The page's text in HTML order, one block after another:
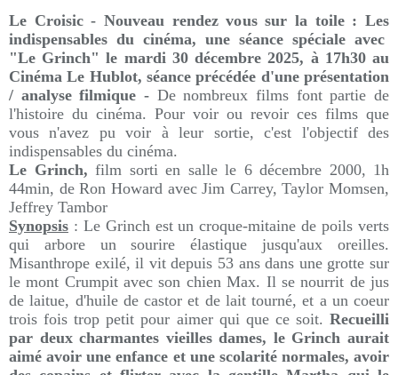
Le Croisic - Nouveau rendez vous sur la toile : Les
indispensables du cinéma, une séance spéciale avec
"Le Grinch" le mardi 30 décembre 2025, à 17h30 au
Cinéma Le Hublot, séance précédée d'une présentation
/ analyse filmique - De nombreux films font partie de
l'histoire du cinéma. Pour voir ou revoir ces films que
vous n'avez pu voir à leur sortie, c'est l'objectif des
indispensables du cinéma.
Le Grinch, film sorti en salle le 6 décembre 2000, 1h
44min, deRon Howard avecJim Carrey, Taylor Momsen,
Jeffrey Tambor
Synopsis : Le Grinch est un croque-mitaine de poils verts
qui arbore un sourire élastique jusqu'aux oreilles.
Misanthrope exilé, il vit depuis 53 ans dans une grotte sur
le mont Crumpit avec son chien Max. Il se nourrit de jus
de laitue, d'huile de castor et de lait tourné, et a un coeur
trois fois trop petit pour aimer qui que ce soit. Recueilli
par deux charmantes vieilles dames, le Grinch aurait
aimé avoir une enfance et une scolarité normales, avoir